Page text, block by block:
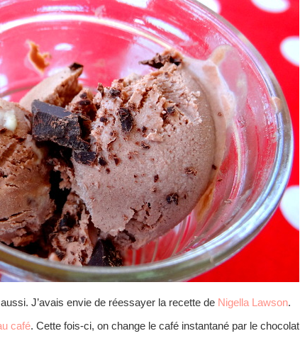
J’avais envie de réessayer la recette de Nigella Lawson.
café. Cette fois-ci, on change le café instantané par le chocolat